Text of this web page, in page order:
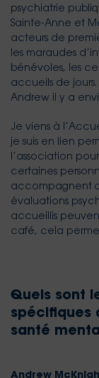
psychiatrie
Sainte-Anne et
acteurs de
les maraudes
bénévoles, les
accueils de
Andrew il y a
Je viens à
je suis en lien
l’association
certaines
accompagnent
évaluations
accueillis
café, cela
Quels sont
spécifiques
santé
Andrew